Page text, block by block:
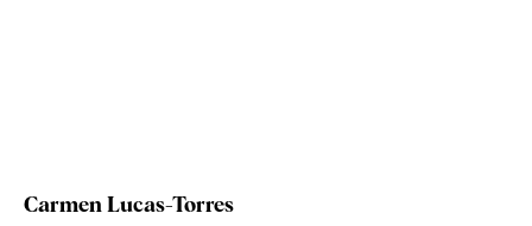
Carmen Lucas-Torres